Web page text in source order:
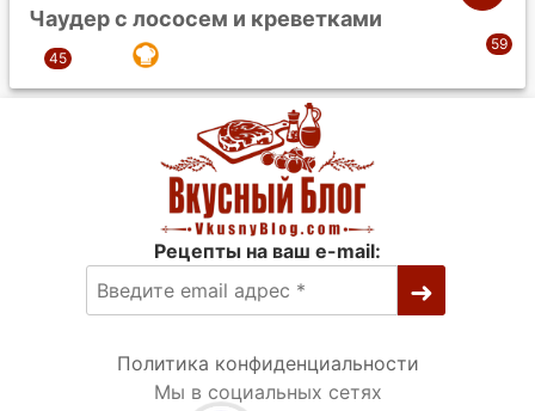
Чаудер с лососем и креветками
Рецепты на ваш e-mail:
Политика конфиденциальности
Мы в социальных сетях